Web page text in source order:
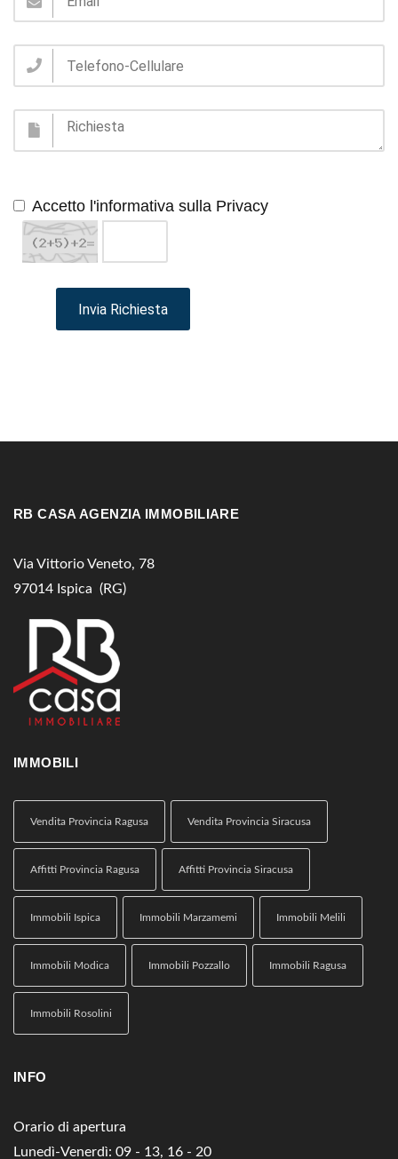
Accetto l'informativa sulla Privacy
Invia Richiesta
RB CASA AGENZIA IMMOBILIARE
Via Vittorio Veneto, 78
97014 Ispica (RG)
IMMOBILI
Vendita Provincia Ragusa Vendita Provincia Siracusa
Affitti Provincia Ragusa Affitti Provincia Siracusa
Immobili Ispica Immobili Marzamemi Immobili Melili
Immobili Modica Immobili Pozzallo Immobili Ragusa
Immobili Rosolini
INFO
Orario di apertura
Lunedì-Venerdì: 09 - 13, 16 - 20